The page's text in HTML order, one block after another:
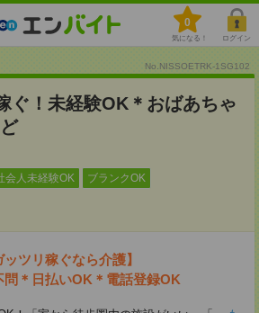
0
気になる！ ログイン
No.NISSOETRK-1SG102
ぐ！未経験OK＊おばあちゃ
会人未経験OK ブランクOK
ッツリ稼ぐなら介護】
問＊日払いOK＊電話登録OK